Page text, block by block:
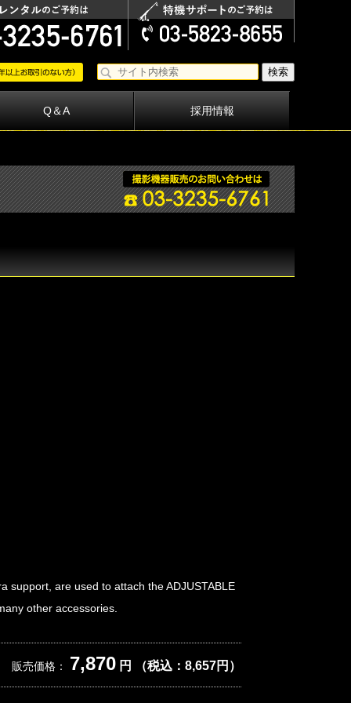
Q＆A 採用情報
support, are used to attach the ADJUSTABLE
other accessories.
販売価格： 7,870 円 （税込：8,657円）